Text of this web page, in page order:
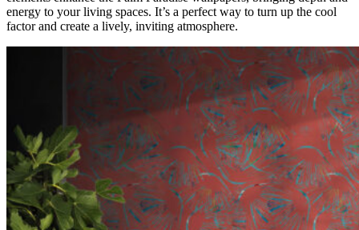
energy to your living spaces. It’s a perfect way to turn up the cool
factor and create a lively, inviting atmosphere.